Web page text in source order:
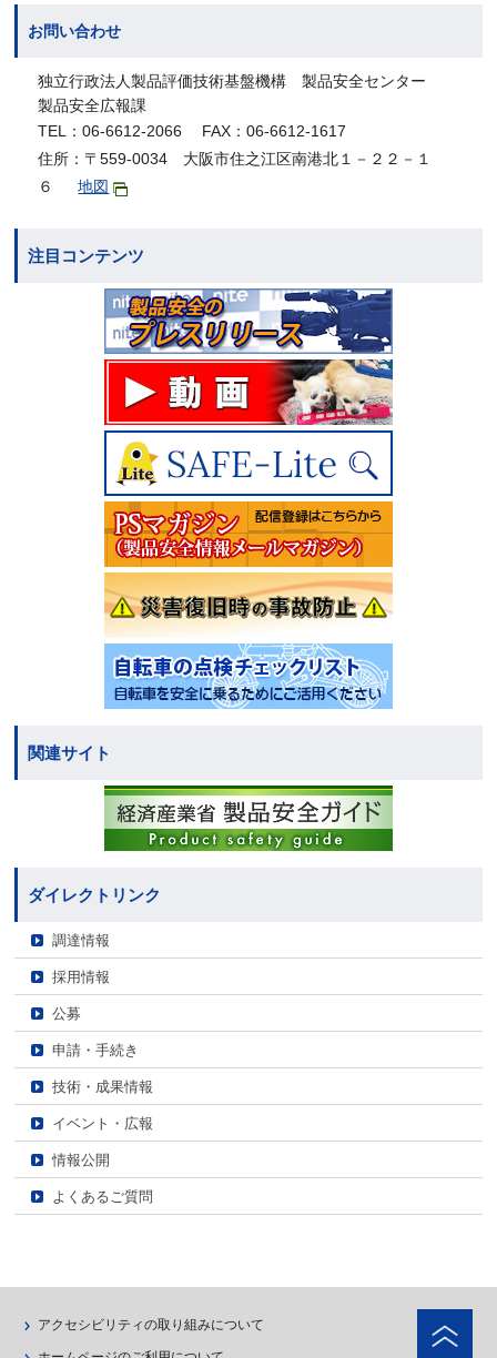
お問い合わせ
独立行政法人製品評価技術基盤機構 製品安全センター
製品安全広報課
TEL：06-6612-2066 FAX：06-6612-1617
住所：〒559-0034 大阪市住之江区南港北１－２２－１
６
地図
注目コンテンツ
関連サイト
ダイレクトリンク
調達情報
採用情報
公募
申請・手続き
技術・成果情報
イベント・広報
情報公開
よくあるご質問
アクセシビリティの取り組みについて